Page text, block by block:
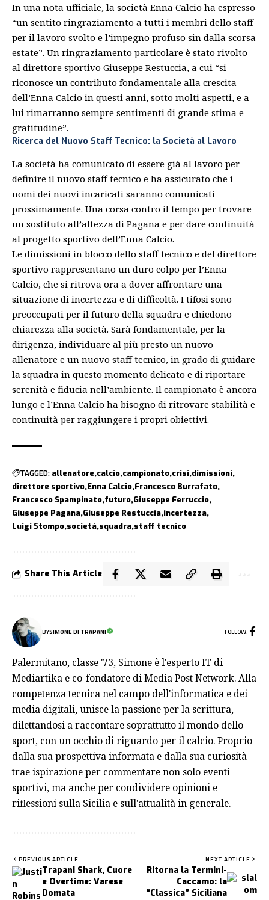
In una nota ufficiale, la società Enna Calcio ha espresso
“un sentito ringraziamento a tutti i membri dello staff
per il lavoro svolto e l’impegno profuso sin dalla scorsa
estate”. Un ringraziamento particolare è stato rivolto
al direttore sportivo Giuseppe Restuccia, a cui “si
riconosce un contributo fondamentale alla crescita
dell’Enna Calcio in questi anni, sotto molti aspetti, e a
lui rimarranno sempre sentimenti di grande stima e
gratitudine”.
Ricerca del Nuovo Staff Tecnico: la Società al Lavoro
La società ha comunicato di essere già al lavoro per
definire il nuovo staff tecnico e ha assicurato che i
nomi dei nuovi incaricati saranno comunicati
prossimamente. Una corsa contro il tempo per trovare
un sostituto all’altezza di Pagana e per dare continuità
al progetto sportivo dell’Enna Calcio.
Le dimissioni in blocco dello stafftecnico e del direttore
sportivo rappresentano un duro colpo per l’Enna
Calcio, che si ritrova ora a dover affrontare una
situazione di incertezza e di difficoltà. I tifosi sono
preoccupati per il futuro della squadra e chiedono
chiarezza alla società. Sarà fondamentale, per la
dirigenza, individuare al più presto un nuovo
allenatore e un nuovo staff tecnico, in grado di guidare
la squadra in questo momento delicato e di riportare
serenità e fiducia nell’ambiente. Il campionato è ancora
lungo e l’Enna Calcio ha bisogno di ritrovare stabilità e
continuità per raggiungere i propri obiettivi.
TAGGED: allenatore calcio campionato crisi dimissioni
direttore sportivo Enna Calcio Francesco Burrafato
Francesco Spampinato futuro Giuseppe Ferruccio
Giuseppe Pagana Giuseppe Restuccia incertezza
Luigi Stompo società squadra staff tecnico
Share This Article
BYSIMONE DI TRAPANI FOLLOW:
Palermitano, classe '73, Simone è l'esperto IT di
Mediartika e co-fondatore di Media Post Network. Alla
competenza tecnica nel campo dell'informatica e dei
media digitali, unisce la passione per la scrittura,
dilettandosi a raccontare soprattutto il mondo dello
sport, con un occhio di riguardo per il calcio. Proprio
dalla sua prospettiva informata e dalla sua curiosità
trae ispirazione per commentare non solo eventi
sportivi, ma anche per condividere opinioni e
riflessioni sulla Sicilia e sull'attualità in generale.
PREVIOUS ARTICLE
Trapani Shark, Cuore
e Overtime: Varese
Domata
NEXT ARTICLE
Ritorna la Termini-
Caccamo: la
“Classica” Siciliana